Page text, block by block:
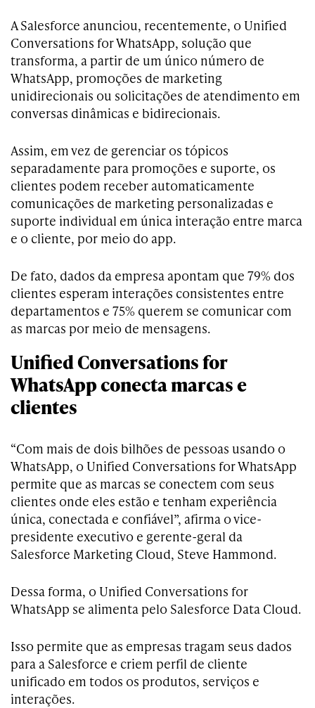
A Salesforce anunciou, recentemente, o Unified
Conversations for WhatsApp, solução que
transforma, a partir de um único número de
WhatsApp, promoções de marketing
unidirecionais ou solicitações de atendimento em
conversas dinâmicas e bidirecionais.
Assim, em vez de gerenciar os tópicos
separadamente para promoções e suporte, os
clientes podem receber automaticamente
comunicações de marketing personalizadas e
suporte individual em única interação entre marca
e o cliente, por meio do app.
De fato, dados da empresa apontam que 79% dos
clientes esperam interações consistentes entre
departamentos e 75% querem se comunicar com
as marcas por meio de mensagens.
Unified Conversations for
WhatsApp conecta marcas e
clientes
“Com mais de dois bilhões de pessoas usando o
WhatsApp, o Unified Conversations for WhatsApp
permite que as marcas se conectem com seus
clientes onde eles estão e tenham experiência
única, conectada e confiável”, afirma o vice-
presidente executivo e gerente-geral da
Salesforce Marketing Cloud, Steve Hammond.
Dessa forma, o Unified Conversations for
WhatsApp se alimenta pelo Salesforce Data Cloud.
Isso permite que as empresas tragam seus dados
para a Salesforce e criem perfil de cliente
unificado em todos os produtos, serviços e
interações.